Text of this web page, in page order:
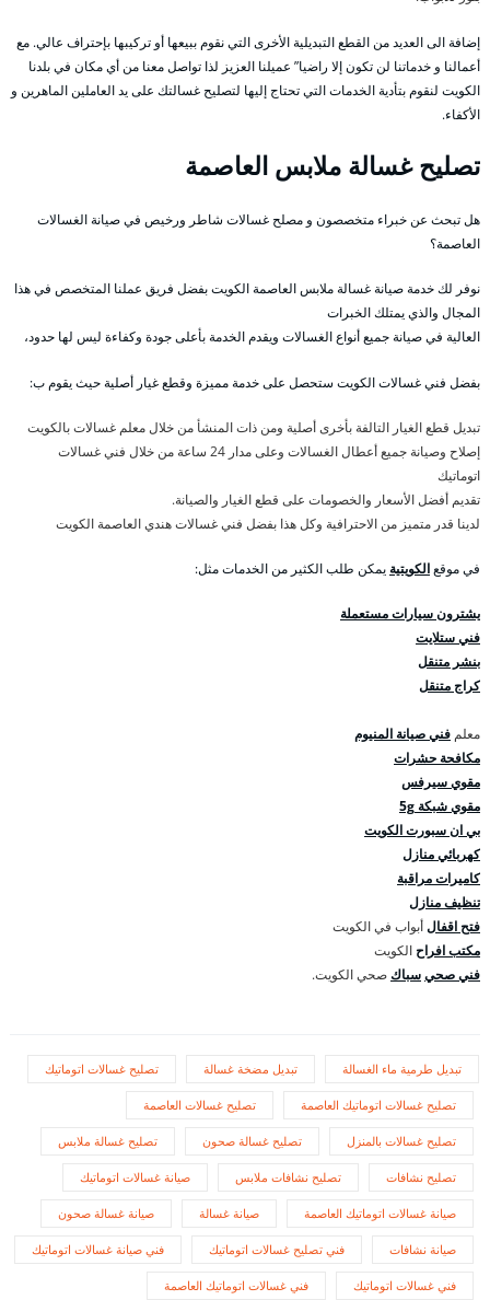
إضافة الى العديد من القطع التبديلية الأخرى التي نقوم ببيعها أو تركيبها بإحتراف عالي. مع
أعمالنا و خدماتنا لن تكون إلا راضيا” عميلنا العزيز لذا تواصل معنا من أي مكان في بلدنا
الكويت لنقوم بتأدية الخدمات التي تحتاج إليها لتصليح غسالتك على يد العاملين الماهرين و
الأكفاء.
تصليح غسالة ملابس العاصمة
هل تبحث عن خبراء متخصصون و مصلح غسالات شاطر ورخيص في صيانة الغسالات
العاصمة؟
نوفر لك خدمة صيانة غسالة ملابس العاصمة الكويت بفضل فريق عملنا المتخصص في هذا
المجال والذي يمتلك الخبرات
العالية في صيانة جميع أنواع الغسالات ويقدم الخدمة بأعلى جودة وكفاءة ليس لها حدود،
بفضل فني غسالات الكويت ستحصل على خدمة مميزة وقطع غيار أصلية حيث يقوم ب:
تبديل قطع الغيار التالفة بأخرى أصلية ومن ذات المنشأ من خلال معلم غسالات بالكويت
إصلاح وصيانة جميع أعطال الغسالات وعلى مدار 24 ساعة من خلال فني غسالات
اتوماتيك
تقديم أفضل الأسعار والخصومات على قطع الغيار والصيانة.
لدينا قدر متميز من الاحترافية وكل هذا بفضل فني غسالات هندي العاصمة الكويت
في موقعالكويتية يمكن طلب الكثير من الخدمات مثل:
يشترون سيارات مستعملة
فني ستلايت
بنشر متنقل
كراج متنقل
معلم فني صيانة المنيوم
مكافحة حشرات
مقوي سيرفس
مقوي شبكة 5g
بي ان سبورت الكويت
كهربائي منازل
كاميرات مراقبة
تنظيف منازل
فتح اقفالأبواب في الكويت
مكتب افراح الكويت
فني صحيسباك صحي الكويت.
تبديل طرمية ماء الغسالة تبديل مضخة غسالة تصليح غسالات اتوماتيك
تصليح غسالات اتوماتيك العاصمة تصليح غسالات العاصمة
تصليح غسالات بالمنزل تصليح غسالة صحون تصليح غسالة ملابس
تصليح نشافات تصليح نشافات ملابس صيانة غسالات اتوماتيك
صيانة غسالات اتوماتيك العاصمة صيانة غسالة صيانة غسالة صحون
صيانة نشافات فني تصليح غسالات اتوماتيك فني صيانة غسالات اتوماتيك
فني غسالات اتوماتيك فني غسالات اتوماتيك العاصمة